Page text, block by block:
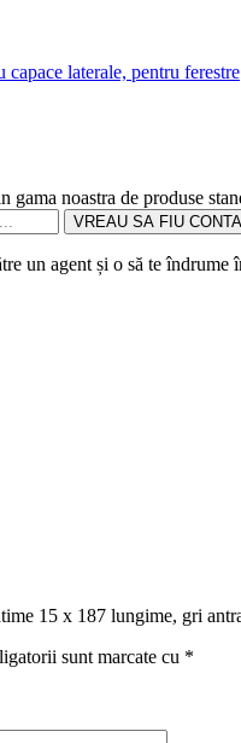
laterale, pentru ferestre
gama noastra de produse
VREAU SA FIU
un agent și o să te îndrume
15 x 187 lungime, gri
sunt marcate cu *